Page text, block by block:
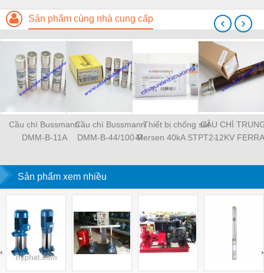
Sản phẩm cùng nhà cung cấp
Cầu chì Bussmann
DMM-B-11A
Cầu chì Bussmann
DMM-B-44/100-R
Thiết bị chống sét
Mersen 40kA STPT2-
CẦU CHÌ
12KV
‹ ›
Sản phẩm xem nhiều
‹ ›